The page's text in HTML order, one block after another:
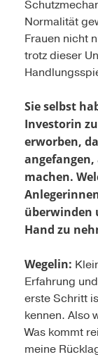
Normalität
Frauen nicht
trotz dieser
Sie selbst
Investorin
erworben,
angefangen,
machen.
überwinden
Hand zu
Wegelin:
Erfahrung
erste Schritt
kennen. Also
Was kommt
meine